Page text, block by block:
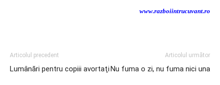
www.razboiintrucuvant.ro
Articolul precedent
Lumânări pentru copiii avortaţi
Articolul următor
Nu fuma o zi, nu fuma nici una